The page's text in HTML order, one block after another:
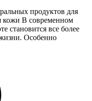
продуктов для
кожи В современном
становится все более
Особенно